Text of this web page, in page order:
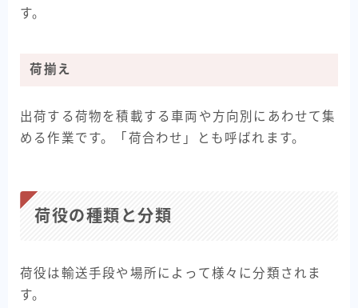
す。
荷揃え
出荷する荷物を積載する車両や方向別にあわせて集
める作業です。「荷合わせ」とも呼ばれます。
荷役の種類と分類
荷役は輸送手段や場所によって様々に分類されま
す。